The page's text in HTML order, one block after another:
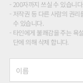
200자까지 쓰실 수 있습니
저작권 등 다른 사람의 권
수 있습니다.
타인에게 불쾌감을 주는 욕
단에 의해 삭제 합니다.